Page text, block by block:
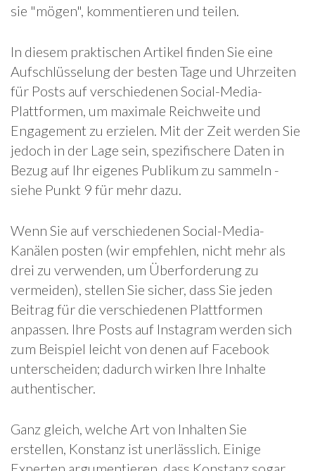
sie "mögen", kommentieren und teilen.
In diesem praktischen Artikel finden Sie eine
Aufschlüsselung der besten Tage und Uhrzeiten
für Posts auf verschiedenen Social-Media-
Plattformen, um maximale Reichweite und
Engagement zu erzielen. Mit der Zeit werden Sie
jedoch in der Lage sein, spezifischere Daten in
Bezug auf Ihr eigenes Publikum zu sammeln -
siehe Punkt 9 für mehr dazu.
Wenn Sie auf verschiedenen Social-Media-
Kanälen posten (wir empfehlen, nicht mehr als
drei zu verwenden, um Überforderung zu
vermeiden), stellen Sie sicher, dass Sie jeden
Beitrag für die verschiedenen Plattformen
anpassen. Ihre Posts auf Instagram werden sich
zum Beispiel leicht von denen auf Facebook
unterscheiden; dadurch wirken Ihre Inhalte
authentischer.
Ganz gleich, welche Art von Inhalten Sie
erstellen, Konstanz ist unerlässlich. Einige